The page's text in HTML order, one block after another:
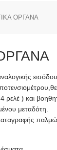
ΟΡΓΑΝΑ
ρελέ ) και
μεταδότη.